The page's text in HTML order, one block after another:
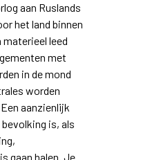
aan Ruslands
het land binnen
materieel leed
met
in de mond
worden
aanzienlijk
is, als
gaan halen. Je